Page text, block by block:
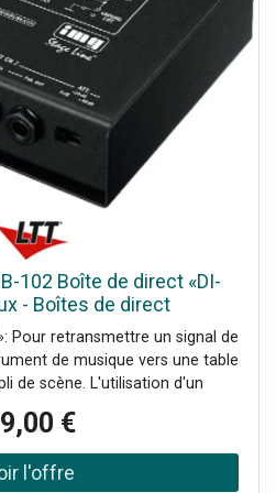
102 Boîte de direct «DI-
- Boîtes de direct
Pour retransmettre un signal de
de musique vers une table
de scène. L'utilisation d'un
telles que les ronflements.
galvaniquement.Pour des
appareils de la série LTR.: Boîte
€